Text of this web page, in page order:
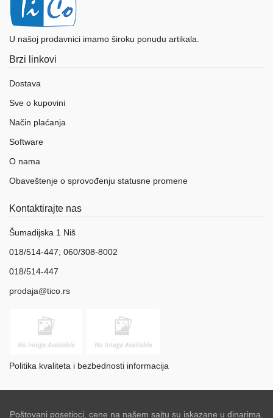
U našoj prodavnici imamo široku ponudu artikala.
Brzi linkovi
Dostava
Sve o kupovini
Način plaćanja
Software
O nama
Obaveštenje o sprovođenju statusne promene
Kontaktirajte nas
Šumadijska 1 Niš
018/514-447; 060/308-8002
018/514-447
prodaja@tico.rs
Politika kvaliteta i bezbednosti informacija
Poštovani posetioci, cene na našem sajtu su iskazane u dinarima.